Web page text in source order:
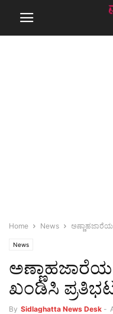
Home News
News
ಖಂಡಿಸಿ
By Sidlaghatta News Desk -